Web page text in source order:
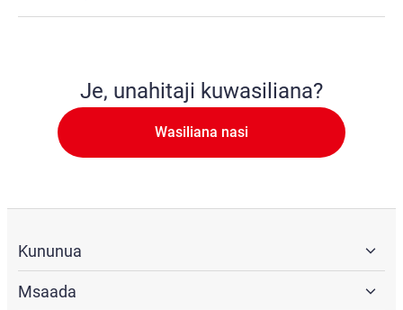
Je, unahitaji kuwasiliana?
Wasiliana nasi
Kununua
Msaada